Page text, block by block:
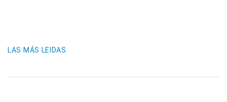
LAS MÁS LEIDAS